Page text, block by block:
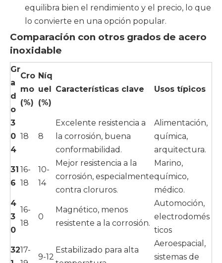
equilibra bien el rendimiento y el precio, lo que
lo convierte en una opción popular.
Comparación con otros grados de acero
inoxidable
Gr
a
d
o
Cro
mo
(%)
Níq
uel
(%)
Características clave Usos típicos
3
0
4
18 8
Excelente resistencia a
la corrosión, buena
conformabilidad.
Alimentación,
química,
arquitectura.
31
6
16-
18
10-
14
Mejor resistencia a la
corrosión, especialmente
contra cloruros.
Marino,
químico,
médico.
4
3
0
16-
18
0
Magnético, menos
resistente a la corrosión.
Automoción,
electrodomés
ticos
3217-
9-12
Estabilizado para alta
Aeroespacial,
sistemas de